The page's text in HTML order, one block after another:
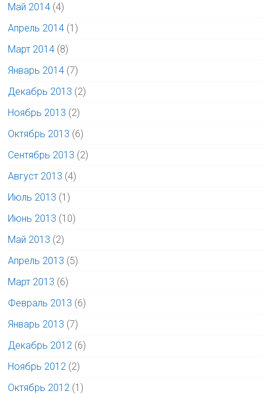
Май 2014 (4)
Апрель 2014 (1)
Март 2014 (8)
Январь 2014 (7)
Декабрь 2013 (2)
Ноябрь 2013 (2)
Октябрь 2013 (6)
Сентябрь 2013 (2)
Август 2013 (4)
Июль 2013 (1)
Июнь 2013 (10)
Май 2013 (2)
Апрель 2013 (5)
Март 2013 (6)
Февраль 2013 (6)
Январь 2013 (7)
Декабрь 2012 (6)
Ноябрь 2012 (2)
Октябрь 2012 (1)